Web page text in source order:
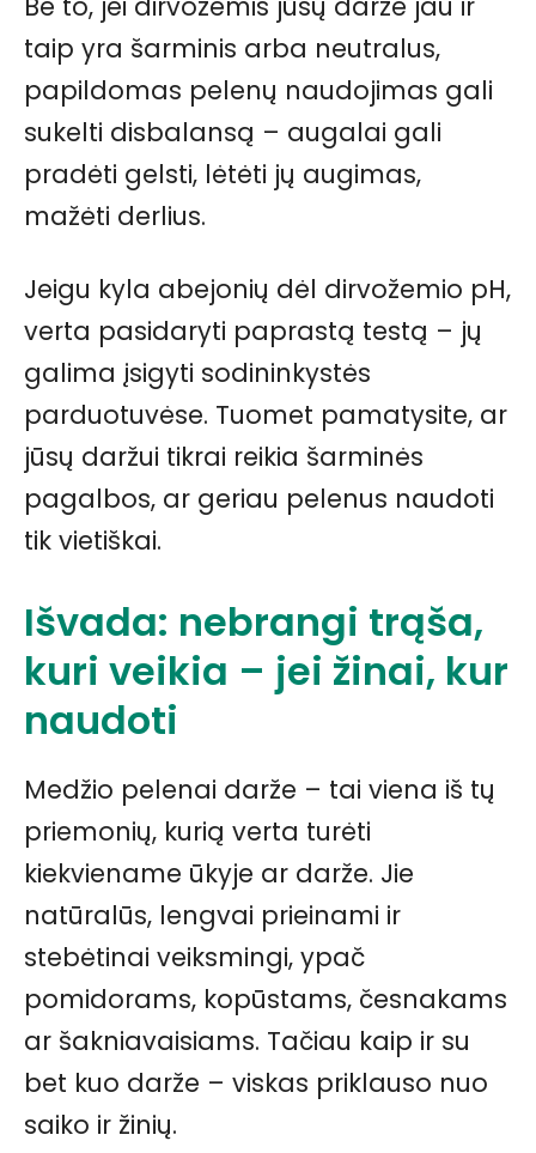
taip yra šarminis arba neutralus,
papildomas pelenų naudojimas gali
sukelti disbalansą – augalai gali
pradėti gelsti, lėtėti jų augimas,
mažėti derlius.
Jeigu kyla abejonių dėl dirvožemio pH,
verta pasidaryti paprastą testą – jų
galima įsigyti sodininkystės
parduotuvėse. Tuomet pamatysite, ar
jūsų daržui tikrai reikia šarminės
pagalbos, ar geriau pelenus naudoti
tik vietiškai.
Išvada: nebrangi trąša,
kuri veikia – jei žinai, kur
naudoti
Medžio pelenai darže – tai viena iš tų
priemonių, kurią verta turėti
kiekviename ūkyje ar darže. Jie
natūralūs, lengvai prieinami ir
stebėtinai veiksmingi, ypač
pomidorams, kopūstams, česnakams
ar šakniavaisiams. Tačiau kaip ir su
bet kuo darže – viskas priklauso nuo
saiko ir žinių.